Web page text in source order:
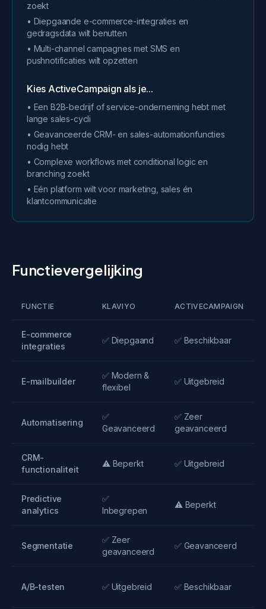
zoekt
• Diepgaande e-commerce-integraties en
gedragsdata wilt benutten
• Multi-channel campagnes met SMS en
pushnotificaties wilt opzetten
Kies ActiveCampaign als je...
• Een B2B-bedrijf of service-onderneming hebt met
lange sales-cycli
• Geavanceerde CRM- en sales-automationfuncties
nodig hebt
• Complexe workflows met conditional logic en
branching zoekt
• Eén platform wilt voor marketing, sales én
klantcommunicatie
Functievergelijking
FUNCTIE KLAVIYO ACTIVECAMPAIGN
E-commerce
integraties
✅ Diepgaand ✅ Beschikbaar
E-mailbuilder
✅ Modern &
flexibel
✅ Uitgebreid
Automatisering
✅
Geavanceerd
✅ Zeer
geavanceerd
CRM-
functionaliteit
⚠️ Beperkt ✅ Uitgebreid
Predictive
analytics
✅
Inbegrepen
⚠️ Beperkt
Segmentatie
✅ Zeer
geavanceerd
✅ Geavanceerd
A/B-testen ✅ Uitgebreid ✅ Beschikbaar